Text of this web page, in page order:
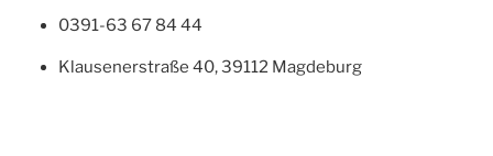
0391-63 67 84 44
Klausenerstraße 40, 39112 Magdeburg